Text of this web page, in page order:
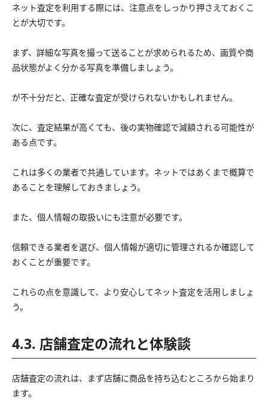
ネット査定を利用する際には、注意点をしっかり押さえておくこ
とが大切です。
まず、詳細な写真を撮って送ることが求められるため、画質や商
品状態がよく分かる写真を準備しましょう。
が不十分だと、正確な査定が受けられないかもしれません。
次に、査定結果が高くても、後の実物確認で減額される可能性が
ある点です。
これは多くの業者で共通しています。ネットではあくまで概算で
あることを理解しておきましょう。
また、個人情報の取扱いにも注意が必要です。
信頼できる業者を選び、個人情報が適切に管理されるか確認して
おくことが重要です。
これらの点を意識して、より安心してネット査定を活用しましょ
う。
4.3. 店舗査定の流れと体験談
店舗査定の流れは、まず店舗に商品を持ち込むところから始まり
ます。